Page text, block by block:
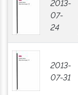
2013-
07-
24
2013-
07-31